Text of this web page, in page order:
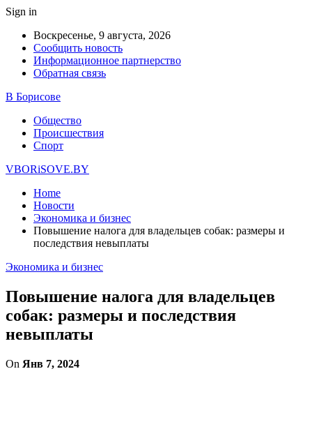
Sign in
Воскресенье, 9 августа, 2026
Сообщить новость
Информационное партнерство
Обратная связь
В Борисове
Общество
Происшествия
Спорт
VBORiSOVE.BY
Home
Новости
Экономика и бизнес
Повышение налога для владельцев собак: размеры и
последствия невыплаты
Экономика и бизнес
Повышение налога для владельцев
собак: размеры и последствия
невыплаты
On Янв 7, 2024